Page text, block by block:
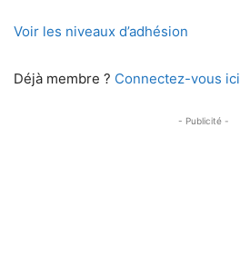
Voir les niveaux d’adhésion
Déjà membre ? Connectez-vous ici
- Publicité -